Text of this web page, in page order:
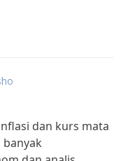
dan kurs mata